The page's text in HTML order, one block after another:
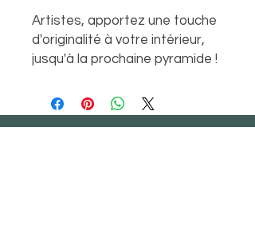
Artistes, apportez une touche
d'originalité à votre intérieur,
jusqu'à la prochaine pyramide !